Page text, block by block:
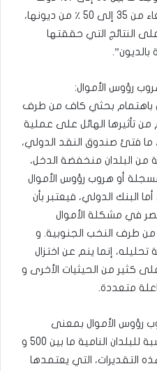
في العالم متضررة و تطالب بإلغاء من 35 إلى 50 ٪ من ديونها،
النتائج التي حققتها
بالديون”.
رؤوس الأموال:
باهتمام بحثي كاف من طرف
تأثيرها الهائل على عملية
ما فتئ صندوق النقد الدولي،
من البلدان منخفضة الدخل،
أو هروب رؤوس الأموال
البنك الدولي، فيعتبر بأن
في مشكلة الأموال
طرف النخب الجنوبية. و
إنما ينم عن اختزال
كثير من الحيثيات الأخرى و
متعددة.
رؤوس الأموال بمعنى
تدفقات مالية غير قانونية بالنسبة للبلدان النامية ما بين 500 و
هذه التقديرات، التي يعتمدها